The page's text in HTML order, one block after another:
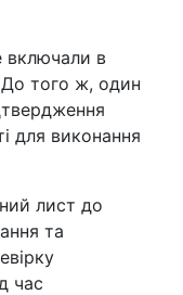
включали в
До того ж, один
для виконання
лист до
та
час